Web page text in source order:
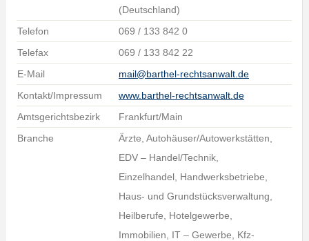
(Deutschland)
Telefon
069 / 133 842 0
Telefax
069 / 133 842 22
E-Mail
mail@barthel-rechtsanwalt.de
Kontakt/Impressum
www.barthel-rechtsanwalt.de
Amtsgerichtsbezirk
Frankfurt/Main
Branche
Ärzte, Autohäuser/Autowerkstätten,
EDV – Handel/Technik,
Einzelhandel, Handwerksbetriebe,
Haus- und Grundstücksverwaltung,
Heilberufe, Hotelgewerbe,
Immobilien, IT – Gewerbe, Kfz-